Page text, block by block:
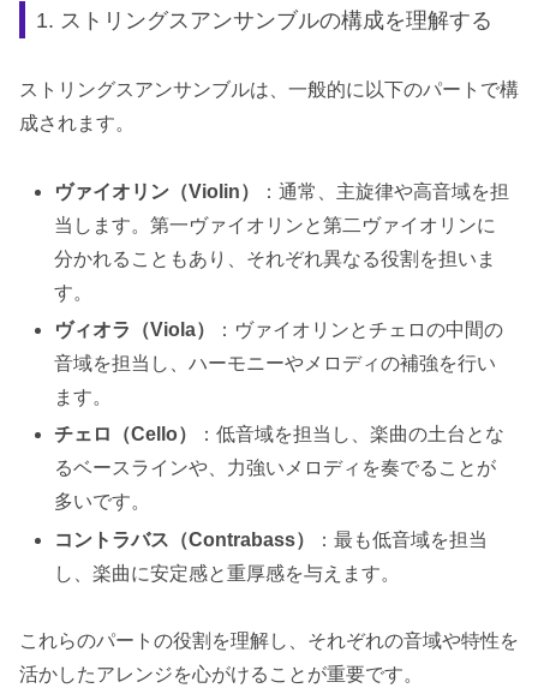
1. ストリングスアンサンブルの構成を理解する
ストリングスアンサンブルは、一般的に以下のパートで構
成されます。
ヴァイオリン（Violin）
：通常、主旋律や高音域を担
当します。第一ヴァイオリンと第二ヴァイオリンに
分かれることもあり、それぞれ異なる役割を担いま
す。
ヴィオラ（Viola）
：ヴァイオリンとチェロの中間の
音域を担当し、ハーモニーやメロディの補強を行い
ます。
チェロ（Cello）
：低音域を担当し、楽曲の土台とな
るベースラインや、力強いメロディを奏でることが
多いです。
コントラバス（Contrabass）
：最も低音域を担当
し、楽曲に安定感と重厚感を与えます。
これらのパートの役割を理解し、それぞれの音域や特性を
活かしたアレンジを心がけることが重要です。